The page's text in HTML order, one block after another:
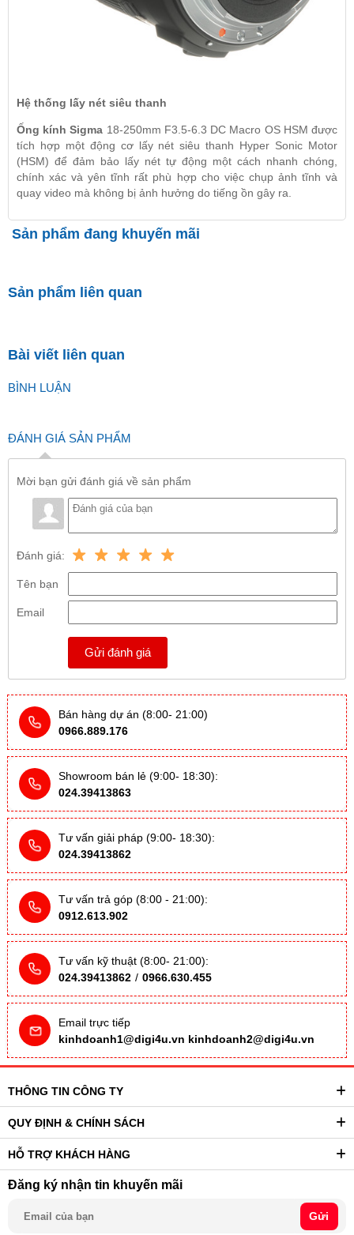
Hệ thống lấy nét siêu thanh
Ống kính Sigma 18-250mm F3.5-6.3 DC Macro OS HSM được
tích hợp một động cơ lấy nét siêu thanh Hyper Sonic Motor
(HSM) để đảm bảo lấy nét tự động một cách nhanh chóng,
chính xác và yên tĩnh rất phù hợp cho việc chụp ảnh tĩnh và
quay video mà không bị ảnh hưởng do tiếng ồn gây ra.
Sản phẩm đang khuyến mãi
Sản phẩm liên quan
Bài viết liên quan
BÌNH LUẬN
ĐÁNH GIÁ SẢN PHẨM
Mời bạn gửi đánh giá về sản phẩm
Đánh giá:
Tên bạn
Email
Gửi đánh giá
Bán hàng dự án (8:00- 21:00)
0966.889.176
Showroom bán lẻ (9:00- 18:30):
024.39413863
Tư vấn giải pháp (9:00- 18:30):
024.39413862
Tư vấn trả góp (8:00 - 21:00):
0912.613.902
Tư vấn kỹ thuật (8:00- 21:00):
024.39413862 / 0966.630.455
Email trực tiếp
kinhdoanh1@digi4u.vn kinhdoanh2@digi4u.vn
THÔNG TIN CÔNG TY
QUY ĐỊNH & CHÍNH SÁCH
HỖ TRỢ KHÁCH HÀNG
Đăng ký nhận tin khuyến mãi
Gửi